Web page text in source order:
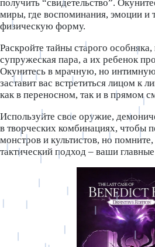
получить “свидетельство”.
миры, где воспоминания, эмоции и
физическую форму.
Раскройте тайны старого
супружеская пара, а их ребенок
Окунитесь в мрачную, но интимную
заставит вас встретиться лицом к
как в переносном, так и в прямом
Используйте свое оружие,
в творческих комбинациях, чтобы
монстров и культистов, но
тактический подход – ваши